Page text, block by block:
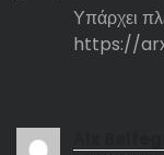
Υπάρχει
https://